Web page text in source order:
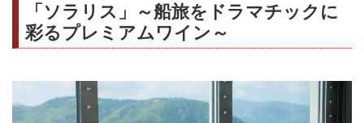
「ソラリス」～船旅をドラマチックに
彩るプレミアムワイン～